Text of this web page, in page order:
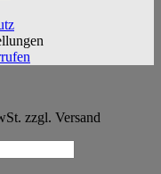
zzgl. Versand